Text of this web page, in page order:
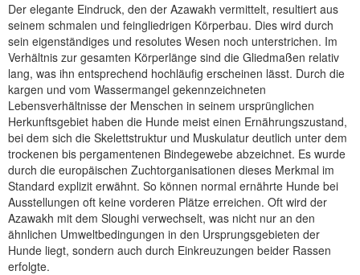
Der elegante Eindruck, den der Azawakh vermittelt, resultiert aus
seinem schmalen und feingliedrigen Körperbau. Dies wird durch
sein eigenständiges und resolutes Wesen noch unterstrichen. Im
Verhältnis zur gesamten Körperlänge sind die Gliedmaßen relativ
lang, was ihn entsprechend hochläufig erscheinen lässt. Durch die
kargen und vom Wassermangel gekennzeichneten
Lebensverhältnisse der Menschen in seinem ursprünglichen
Herkunftsgebiet haben die Hunde meist einen Ernährungszustand,
bei dem sich die Skelettstruktur und Muskulatur deutlich unter dem
trockenen bis pergamentenen Bindegewebe abzeichnet. Es wurde
durch die europäischen Zuchtorganisationen dieses Merkmal im
Standard explizit erwähnt. So können normal ernährte Hunde bei
Ausstellungen oft keine vorderen Plätze erreichen. Oft wird der
Azawakh mit dem Sloughi verwechselt, was nicht nur an den
ähnlichen Umweltbedingungen in den Ursprungsgebieten der
Hunde liegt, sondern auch durch Einkreuzungen beider Rassen
erfolgte.